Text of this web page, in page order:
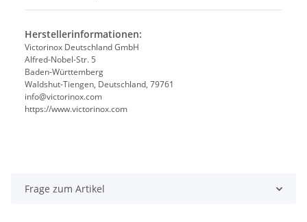
Herstellerinformationen:
Victorinox Deutschland GmbH
Alfred-Nobel-Str. 5
Baden-Württemberg
Waldshut-Tiengen, Deutschland, 79761
info@victorinox.com
https://www.victorinox.com
Frage zum Artikel